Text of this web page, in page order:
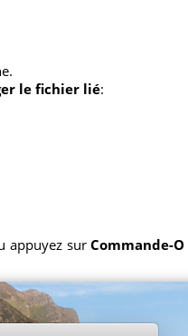
le fichier lié:
appuyez surCommande-O